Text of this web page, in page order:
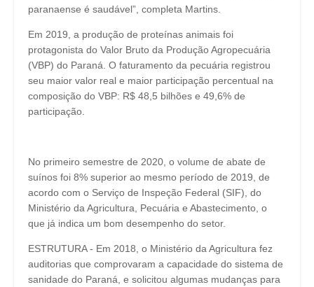
paranaense é saudável”, completa Martins.
Em 2019, a produção de proteínas animais foi
protagonista do Valor Bruto da Produção Agropecuária
(VBP) do Paraná. O faturamento da pecuária registrou
seu maior valor real e maior participação percentual na
composição do VBP: R$ 48,5 bilhões e 49,6% de
participação.
No primeiro semestre de 2020, o volume de abate de
suínos foi 8% superior ao mesmo período de 2019, de
acordo com o Serviço de Inspeção Federal (SIF), do
Ministério da Agricultura, Pecuária e Abastecimento, o
que já indica um bom desempenho do setor.
ESTRUTURA - Em 2018, o Ministério da Agricultura fez
auditorias que comprovaram a capacidade do sistema de
sanidade do Paraná, e solicitou algumas mudanças para